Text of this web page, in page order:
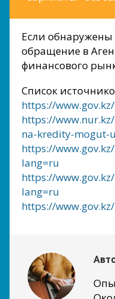
Если
обращение в
финансового
Список
https://
https://
na-kredity-mogut-
https://
lang=ru
https://
lang=ru
https://